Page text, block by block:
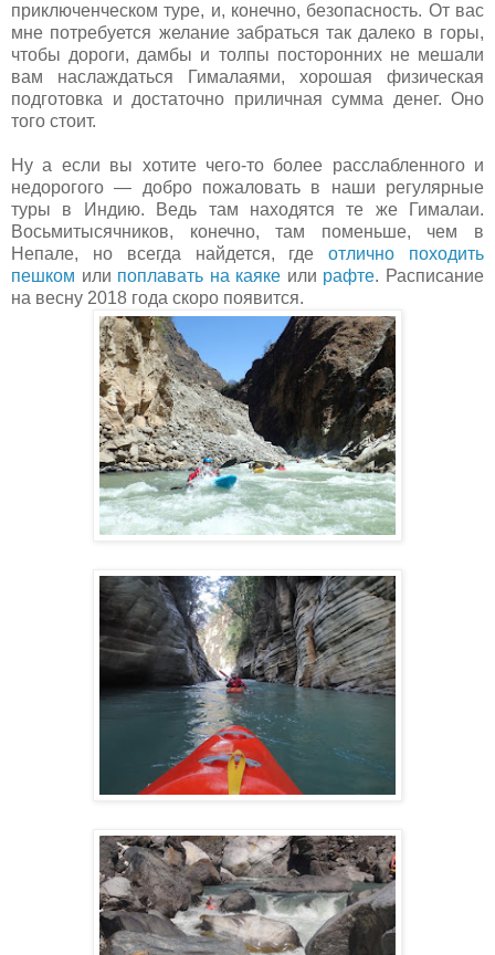
приключенческом туре, и, конечно, безопасность. От вас
мне потребуется желание забраться так далеко в горы,
чтобы дороги, дамбы и толпы посторонних не мешали
вам наслаждаться Гималаями, хорошая физическая
подготовка и достаточно приличная сумма денег. Оно
того стоит.
Ну а если вы хотите чего-то более расслабленного и
недорогого — добро пожаловать в наши регулярные
туры в Индию. Ведь там находятся те же Гималаи.
Восьмитысячников, конечно, там поменьше, чем в
Непале, но всегда найдется, гдеотлично походить
пешком или поплавать на каяке или рафте. Расписание
на весну 2018 года скоро появится.